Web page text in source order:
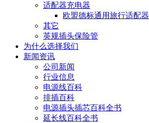
适配器充电器
欧盟德标通用旅行适配器
其它
英规插头保险管
为什么选择我们
新闻资讯
公司新闻
行业信息
电源线百科
排插百科
电源插头插芯百科全书
延长线百科全书